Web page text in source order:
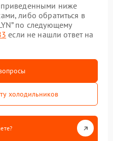
приведенными ниже
либо обратиться в
по следующему
если не нашли ответ на
холодильников